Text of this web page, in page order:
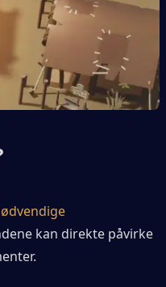
kan direkte påvirke